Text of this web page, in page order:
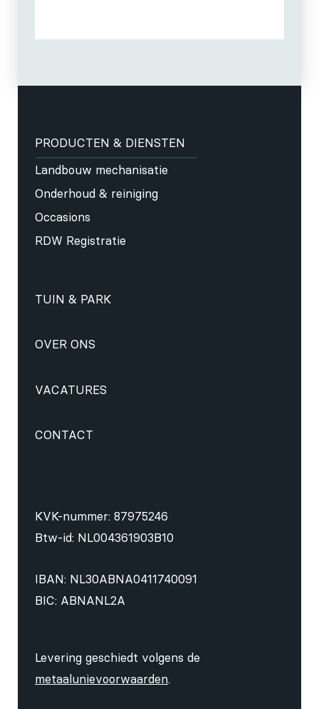
PRODUCTEN & DIENSTEN
Landbouw mechanisatie
Onderhoud & reiniging
Occasions
RDW Registratie
TUIN & PARK
OVER ONS
VACATURES
CONTACT
KVK-nummer: 87975246
Btw-id: NL004361903B10
IBAN: NL30ABNA0411740091
BIC: ABNANL2A
Levering geschiedt volgens de
metaalunievoorwaarden.